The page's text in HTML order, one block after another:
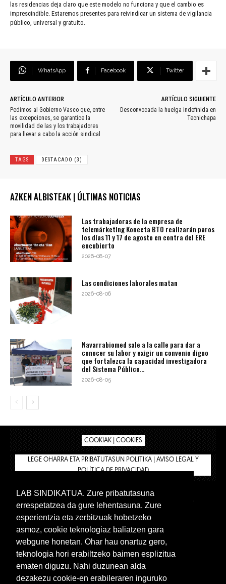
las residencias deja claro que este modelo no funciona y que el cambio es
imprescindible. Estaremos presentes para reivindicar un sistema de vigilancia
público, universal y gratuito.
WhatsApp Facebook Twitter
ARTÍCULO ANTERIOR
Pedimos al Gobierno Vasco que, entre
las excepciones, se garantice la
movilidad de las y los trabajadores
para llevar a cabo la acción sindical
ARTÍCULO SIGUIENTE
Desconvocada la huelga indefinida en
Tecnichapa
TAGS DESTACADO (3)
AZKEN ALBISTEAK | ÚLTIMAS NOTICIAS
Las trabajadoras de la empresa de
telemárketing Konecta BTO realizarán paros
los días 11 y 17 de agosto en contra del ERE
encubierto
2026-08-07
Las condiciones laborales matan
2026-08-06
Navarrabiomed sale a la calle para dar a
conocer su labor y exigir un convenio digno
que fortalezca la capacidad investigadora
del Sistema Público...
2026-08-05
COOKIAK | COOKIES
LEGE OHARRA ETA PRIBATUTASUN POLITIKA | AVISO LEGAL Y
POLÍTICA DE PRIVACIDAD
BIZILAN.EUS
TIENDA
INTRANET 🔑
Euskera Castellano
LAB SINDIKATUA. Zure pribatutasuna
errespetatzea da gure lehentasuna. Zure
esperientzia eta zerbitzuak hobetzeko
asmoz, cookie teknologiaz baliatzen gara
webgune honetan. Ohar hau onartuz gero,
teknologia hori erabiltzeko baimen esplizitua
ematen diguzu. Nahi duzunean alda
dezakezu cookie-en erabileraren inguruko